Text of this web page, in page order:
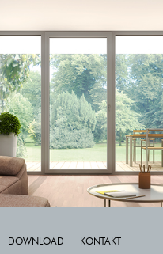
DOWNLOAD KONTAKT